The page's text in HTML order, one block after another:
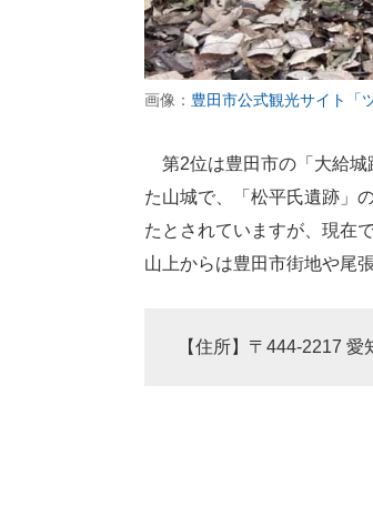
画像： 豊田市公式観光サイト「
第2位は豊田市の「大給城
た山城で、「松平氏遺跡」
たとされていますが、現在
山上からは豊田市街地や尾
【住所】〒444-2217